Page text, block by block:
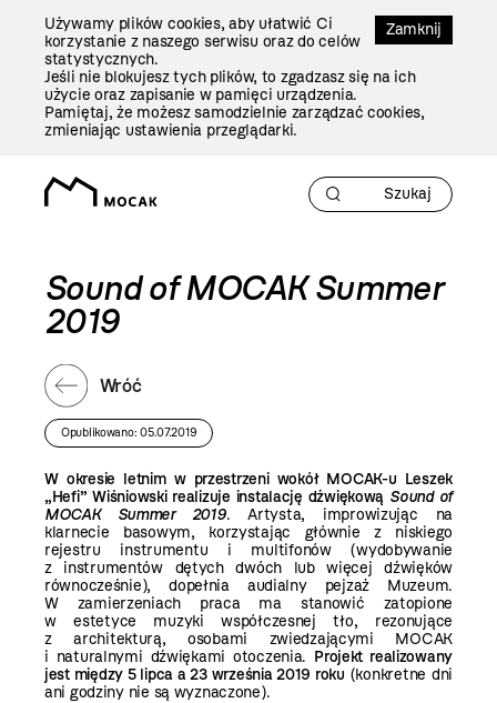
Zamknij
Używamy plików cookies, aby ułatwić Ci
korzystanie z naszego serwisu oraz do celów
statystycznych.
Jeśli nie blokujesz tych plików, to zgadzasz się na ich
użycie oraz zapisanie w pamięci urządzenia.
Pamiętaj, że możesz samodzielnie zarządzać cookies,
zmieniając ustawienia przeglądarki.
Sound of MOCAK Summer
2019
Wróć
Opublikowano: 05.07.2019
W okresie letnim w przestrzeni wokół MOCAK-u Leszek
„Hefi” Wiśniowski realizuje instalację dźwiękową Sound of
MOCAK Summer 2019. Artysta, improwizując na
klarnecie basowym, korzystając głównie z niskiego
rejestru instrumentu i multifonów (wydobywanie
z instrumentów dętych dwóch lub więcej dźwięków
równocześnie), dopełnia audialny pejzaż Muzeum.
W zamierzeniach praca ma stanowić zatopione
w estetyce muzyki współczesnej tło, rezonujące
z architekturą, osobami zwiedzającymi MOCAK
i naturalnymi dźwiękami otoczenia. Projekt realizowany
jest między 5 lipca a 23 września 2019 roku (konkretne dni
ani godziny nie są wyznaczone).